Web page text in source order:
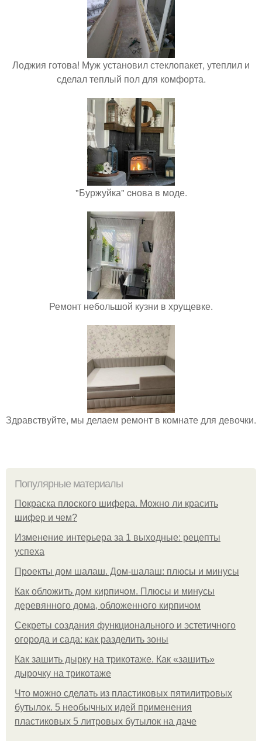
Лоджия готова! Муж установил стеклопакет, утеплил и
сделал теплый пол для комфорта.
"Буржуйка" cнова в моде.
Ремонт небольшой кузни в хрущевке.
Здравствуйте, мы делаем ремонт в комнате для девочки.
Популярные материалы
Покраска плоского шифера. Можно ли красить
шифер и чем?
Изменение интерьера за 1 выходные: рецепты
успеха
Проекты дом шалаш. Дом-шалаш: плюсы и минусы
Как обложить дом кирпичом. Плюсы и минусы
деревянного дома, обложенного кирпичом
Секреты создания функционального и эстетичного
огорода и сада: как разделить зоны
Как зашить дырку на трикотаже. Как «зашить»
дырочку на трикотаже
Что можно сделать из пластиковых пятилитровых
бутылок. 5 необычных идей применения
пластиковых 5 литровых бутылок на даче